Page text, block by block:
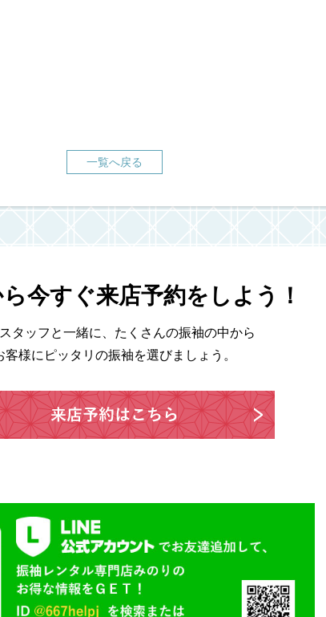
一覧へ戻る
今すぐ来店予約をしよう！
タッフと一緒に、たくさんの振袖の中から
客様にピッタリの振袖を選びましょう。